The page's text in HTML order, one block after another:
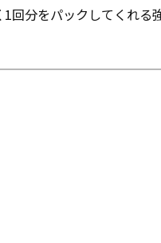
回分をパックしてくれる